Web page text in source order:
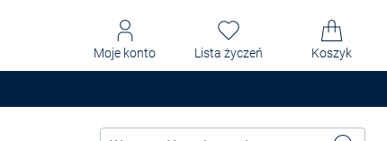
Moje konto Lista życzeń Koszyk